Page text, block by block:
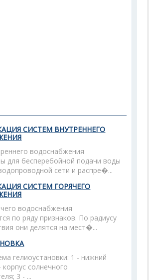
СИСТЕМ ВНУТРЕННЕГО
водоснабжения
для бесперебойной подачи воды
сети и распре�...
СИСТЕМ ГОРЯЧЕГО
водоснабжения
по ряду признаков. По радиусу
они делятся на мест�...
гелиоустановки: 1 - нижний
корпус солнечного
3 - ...